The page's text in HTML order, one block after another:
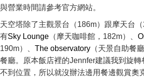
與營業時間請參考官方網站。
天空塔除了主觀景台（186m）跟摩天台
有Sky Lounge （摩天咖啡館，182m）、
190m）、 The observatory （天景自助餐
餐廳。原本飯店裡的Jennfer建議我到旋
不到位置，所以就沒辦法邊用餐邊觀賞奧